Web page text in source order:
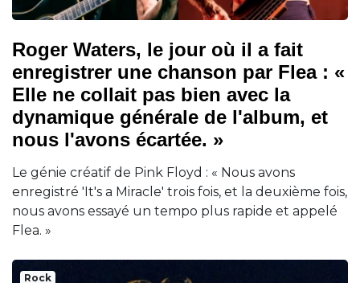
Roger Waters, le jour où il a fait
enregistrer une chanson par Flea : «
Elle ne collait pas bien avec la
dynamique générale de l'album, et
nous l'avons écartée. »
Le génie créatif de Pink Floyd : « Nous avons
enregistré 'It's a Miracle' trois fois, et la deuxième fois,
nous avons essayé un tempo plus rapide et appelé
Flea. »
Rock